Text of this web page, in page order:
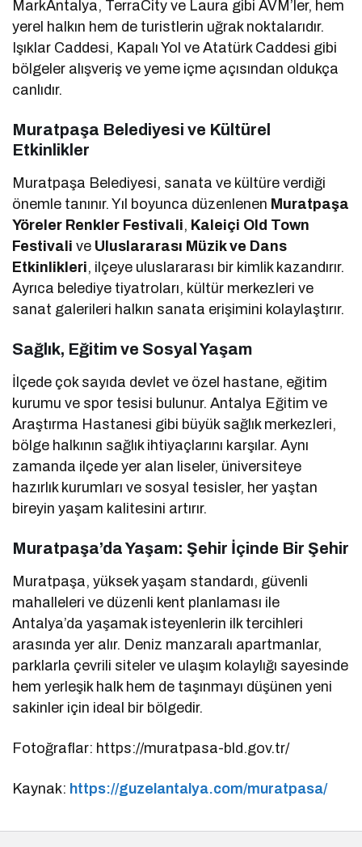
MarkAntalya, TerraCity ve Laura gibi AVM’ler, hem
yerel halkın hem de turistlerin uğrak noktalarıdır.
Işıklar Caddesi, Kapalı Yol ve Atatürk Caddesi gibi
bölgeler alışveriş ve yeme içme açısından oldukça
canlıdır.
Muratpaşa Belediyesi ve Kültürel
Etkinlikler
Muratpaşa Belediyesi, sanata ve kültüre verdiği
önemle tanınır. Yıl boyunca düzenlenen Muratpaşa
Yöreler Renkler Festivali, Kaleiçi Old Town
Festivali ve Uluslararası Müzik ve Dans
Etkinlikleri, ilçeye uluslararası bir kimlik kazandırır.
Ayrıca belediye tiyatroları, kültür merkezleri ve
sanat galerileri halkın sanata erişimini kolaylaştırır.
Sağlık, Eğitim ve Sosyal Yaşam
İlçede çok sayıda devlet ve özel hastane, eğitim
kurumu ve spor tesisi bulunur. Antalya Eğitim ve
Araştırma Hastanesi gibi büyük sağlık merkezleri,
bölge halkının sağlık ihtiyaçlarını karşılar. Aynı
zamanda ilçede yer alan liseler, üniversiteye
hazırlık kurumları ve sosyal tesisler, her yaştan
bireyin yaşam kalitesini artırır.
Muratpaşa’da Yaşam: Şehir İçinde Bir Şehir
Muratpaşa, yüksek yaşam standardı, güvenli
mahalleleri ve düzenli kent planlaması ile
Antalya’da yaşamak isteyenlerin ilk tercihleri
arasında yer alır. Deniz manzaralı apartmanlar,
parklarla çevrili siteler ve ulaşım kolaylığı sayesinde
hem yerleşik halk hem de taşınmayı düşünen yeni
sakinler için ideal bir bölgedir.
Fotoğraflar: https://muratpasa-bld.gov.tr/
Kaynak: https://guzelantalya.com/muratpasa/